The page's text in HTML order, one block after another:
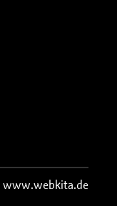
www.webkita.de